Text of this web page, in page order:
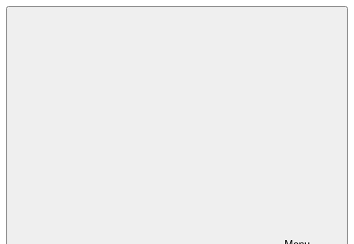
Przejdź